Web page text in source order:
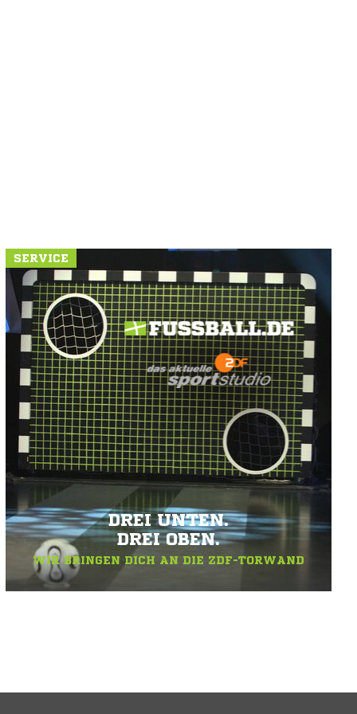
SERVICE
DREI UNTEN.
DREI OBEN.
WIR BRINGEN DICH AN DIE ZDF-TORWAND